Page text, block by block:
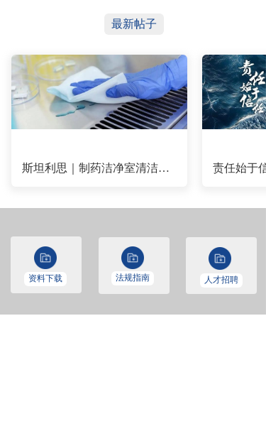
最新帖子
斯坦利思｜制药洁净室清洁系列产品：无尘擦拭布的使用教程
资料下载 法规指南 人才招聘